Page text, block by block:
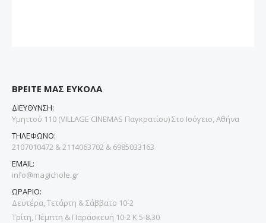
ΒΡΕΙΤΕ ΜΑΣ ΕΥΚΟΛΑ
ΔΙΕΥΘΥΝΣΗ:
Υμηττού 110 (VILLAGE CINEMAS Παγκρατίου) Στο Ισόγειο, Αθήνα
ΤΗΛΕΦΩΝΟ:
2107010472 & 2114063702 & 6985033163
EMAIL:
info@magichole.gr
ΩΡΑΡΙΟ:
Δευτέρα, Τετάρτη & Σάββατο 10-2
Τρίτη, Πέμπτη & Παρασκευή 10-2 Κ 5-8.30